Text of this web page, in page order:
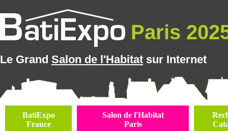
Paris
Le Grand Salon de l'Habitat sur Internet
BatiExpo
France
Salon de l'Habitat
Paris